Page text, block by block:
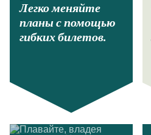
Легко меняйте
планы с помощью
гибких билетов.